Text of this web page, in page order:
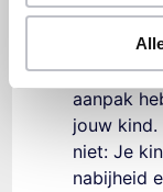
Tot slot is
hebben
kan even
aanpak
jouw kind.
niet: Je
nabijheid